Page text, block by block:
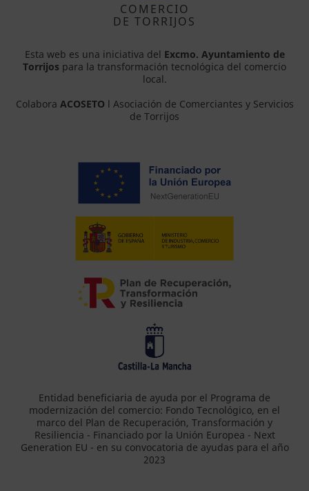
COMERCIO
DE TORRIJOS
Esta web es una iniciativa del Excmo. Ayuntamiento de
Torrijos para la transformación tecnológica del comercio
local.
Colabora ACOSETO l Asociación de Comerciantes y Servicios
de Torrijos
Entidad beneficiaria de ayuda por el Programa de
modernización del comercio: Fondo Tecnológico, en el
marco del Plan de Recuperación, Transformación y
Resiliencia - Financiado por la Unión Europea - Next
Generation EU - en su convocatoria de ayudas para el año
2023